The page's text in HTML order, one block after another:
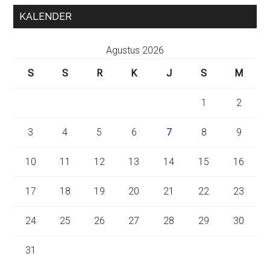
KALENDER
Agustus 2026
S
S R K J S M
1 2
3 4 5 6 7 8 9
10 11 12 13 14 15 16
17 18 19 20 21 22 23
24 25 26 27 28 29 30
31